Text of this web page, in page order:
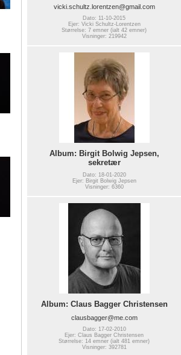
vicki.schultz.lorentzen@gmail.com
Dato: 11-10-2015
Ejer: Vicki Schultz-Lorentzen
Størrelse: 7 emner (ialt 42 emner)
Visninger: 219942
Album: Birgit Bolwig Jepsen,
sekretær
Dato: 18-01-2020
Ejer: Birgit Bolwig Jepsen
Visninger: 6360
Album: Claus Bagger Christensen
clausbagger@me.com
Dato: 17-02-2010
Ejer: Claus Bagger Christensen
Størrelse: 14 emner (ialt 481 emner)
Visninger: 392781